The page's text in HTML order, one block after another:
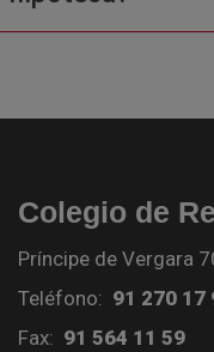
Colegio de
Príncipe de Vergara
Teléfono: 91 270 17
Fax: 91 564 11 59